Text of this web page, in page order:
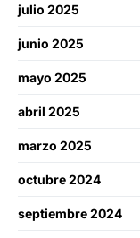
julio 2025
junio 2025
mayo 2025
abril 2025
marzo 2025
octubre 2024
septiembre 2024